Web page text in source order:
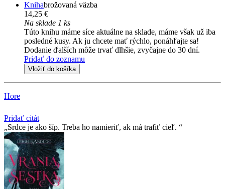
Knihabrožovaná väzba
14,25 €
Na sklade 1 ks
Túto knihu máme síce aktuálne na sklade, máme však už iba
posledné kusy. Ak ju chcete mať rýchlo, ponáhľajte sa!
Dodanie ďalších môže trvať dlhšie, zvyčajne do 30 dní.
Pridať do zoznamu
Vložiť do košíka
Hore
Pridať citát
Srdce je ako šíp. Treba ho namieriť, ak má trafiť cieľ.